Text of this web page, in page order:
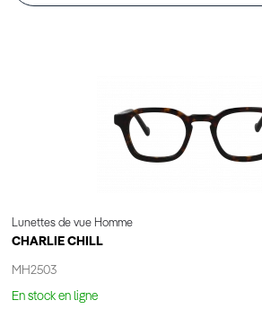
Lunettes de vue Homme
CHARLIE CHILL
MH2503
En stock en ligne